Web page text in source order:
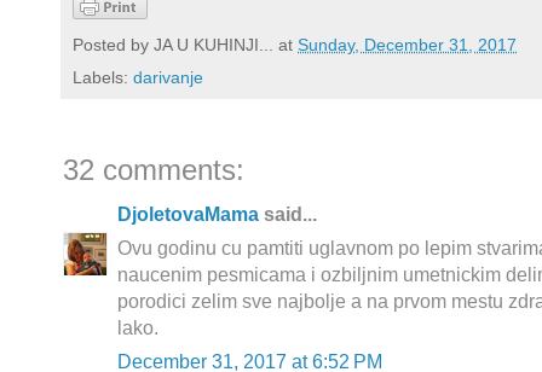
Posted by JA U KUHINJI... at Sunday, December 31, 2017
Labels: darivanje
32 comments:
DjoletovaMama said...
Ovu godinu cu pamtiti uglavnom po lepim
naucenim pesmicama i ozbiljnim umetnickim
porodici zelim sve najbolje a na prvom mestu
lako.
December 31, 2017 at 6:52 PM